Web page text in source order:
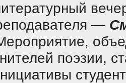
—
поэзии,